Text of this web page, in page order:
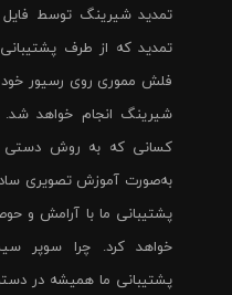
تمدید شیرینگ توسط
تمدید که از طرف
فلش مموری روی رسیور خود
شیرینگ انجام خواهد شد.
کسانی که به روش دستی
به‌صورت آموزش تصویری
پشتیبانی ما با آرامش و
خواهد کرد. چرا سوپر
پشتیبانی ما همیشه در